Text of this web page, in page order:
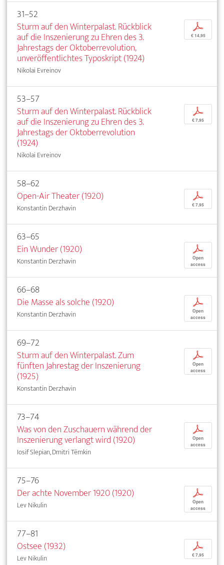
31–52
Sturm auf den Winterpalast. Rückblick
auf die Inszenierung zu Ehren des 3.
Jahrestags der Oktoberrevolution,
unveröffentlichtes Typoskript (1924)
Nikolai Evreinov
p
€ 14,95
53–57
Sturm auf den Winterpalast. Rückblick
auf die Inszenierung zu Ehren des 3.
Jahrestags der Oktoberrevolution
(1924)
Nikolai Evreinov
p
€ 7,95
58–62
Open-Air Theater (1920)
Konstantin Derzhavin
p
€ 7,95
63–65
Ein Wunder (1920)
Konstantin Derzhavin
p
Open
access
66–68
Die Masse als solche (1920)
Konstantin Derzhavin
p
Open
access
69–72
Sturm auf den Winterpalast. Zum
fünften Jahrestag der Inszenierung
(1925)
Konstantin Derzhavin
p
Open
access
73–74
Was von den Zuschauern während der
Inszenierung verlangt wird (1920)
Iosif Slepian, Dmitri Tëmkin
p
Open
access
75–76
Der achte November 1920 (1920)
Lev Nikulin
p
Open
access
77–81
Ostsee (1932)
Lev Nikulin
p
€ 7,95